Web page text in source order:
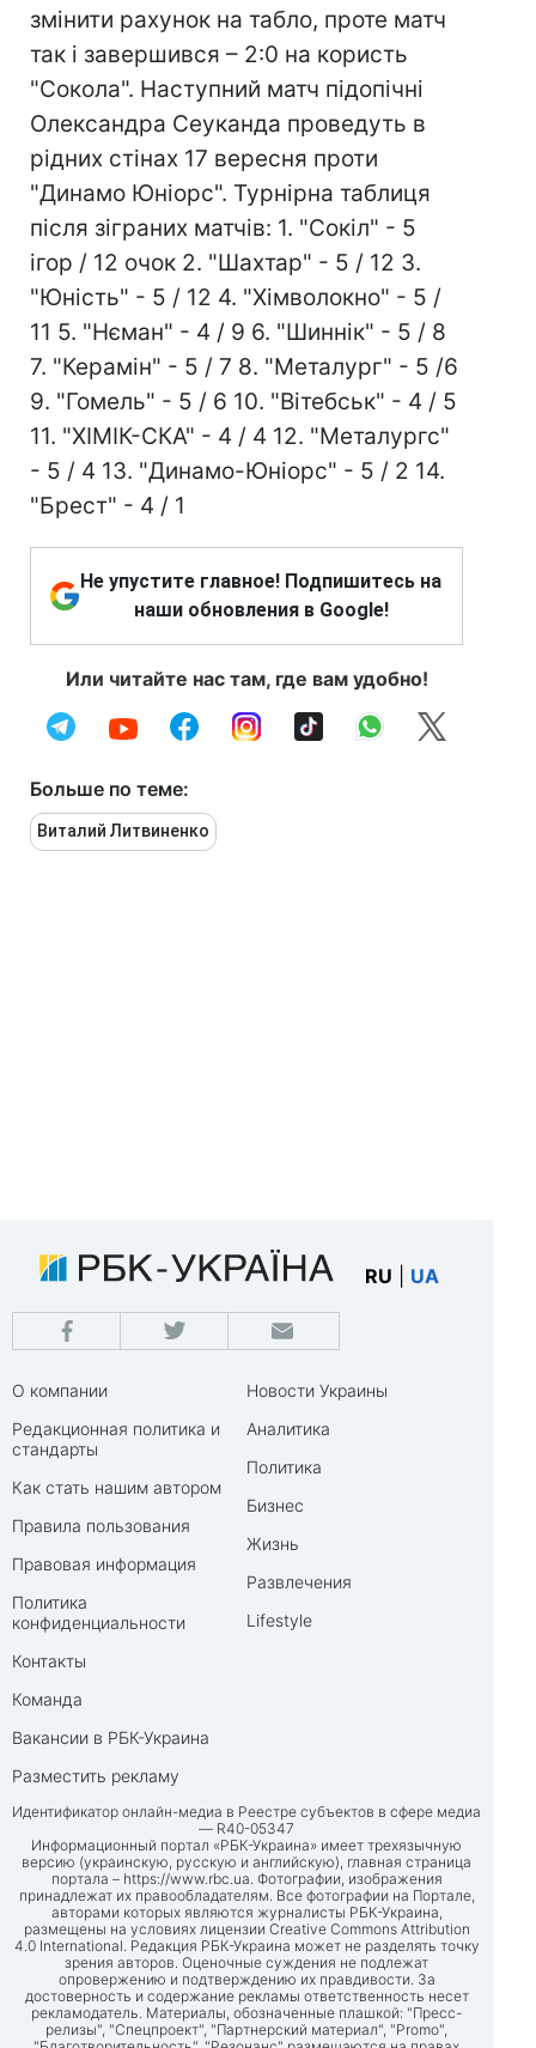
змінити рахунок на табло, проте матч
так і завершився – 2:0 на користь
"Сокола". Наступний матч підопічні
Олександра Сеуканда проведуть в
рідних стінах 17 вересня проти
"Динамо Юніорс". Турнірна таблиця
після зіграних матчів: 1. "Сокіл" - 5
ігор / 12 очок 2. "Шахтар" - 5 / 12 3.
"Юність" - 5 / 12 4. "Хімволокно" - 5 /
11 5. "Нєман" - 4 / 9 6. "Шиннік" - 5 / 8
7. "Керамін" - 5 / 7 8. "Металург" - 5 /6
9. "Гомель" - 5 / 6 10. "Вітебськ" - 4 / 5
11. "ХІМІК-СКА" - 4 / 4 12. "Металургс"
- 5 / 4 13. "Динамо-Юніорс" - 5 / 2 14.
"Брест" - 4 / 1
Не упустите главное! Подпишитесь на
наши обновления в Google!
Или читайте нас там, где вам удобно!
Больше по теме:
Виталий Литвиненко
RU UA
О компании
Редакционная политика и
стандарты
Как стать нашим автором
Правила пользования
Правовая информация
Политика
конфиденциальности
Контакты
Команда
Вакансии в РБК-Украина
Разместить рекламу
Новости Украины
Аналитика
Политика
Бизнес
Жизнь
Развлечения
Lifestyle
Идентификатор онлайн-медиа в Реестре субъектов в сфере медиа
— R40-05347
Информационный портал «РБК-Украина» имеет трехязычную
версию (украинскую, русскую и английскую), главная страница
портала – https://www.rbc.ua. Фотографии, изображения
принадлежат их правообладателям. Все фотографии на Портале,
авторами которых являются журналисты РБК-Украина,
размещены на условиях лицензии Creative Commons Attribution
4.0 International. Редакция РБК-Украина может не разделять точку
зрения авторов. Оценочные суждения не подлежат
опровержению и подтверждению их правдивости. За
достоверность и содержание рекламы ответственность несет
рекламодатель. Материалы, обозначенные плашкой: "Пресс-
релизы", "Спецпроект", "Партнерский материал", "Promo",